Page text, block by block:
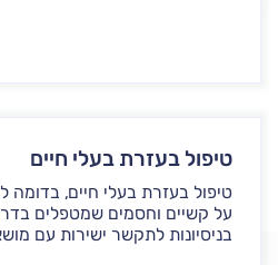
טיפול בעזרת בעלי חיים
טיפול בעזרת בעלי חיים, בדומה
על קשיים וחסמים שמטפלים
בניסיונות לתקשר ישירות עם